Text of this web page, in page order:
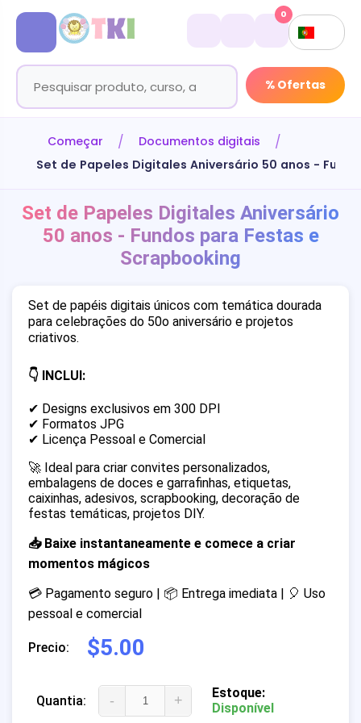
% Ofertas
0
Começar
Documentos digitais
Set de Papeles Digitales Aniversário 50 anos -
Set de Papeles Digitales Aniversário
50 anos - Fundos para Festas e
Scrapbooking
Set de papéis digitais únicos com temática dourada
para celebrações do 50o aniversário e projetos
criativos.
👇 INCLUI:
✔ Designs exclusivos em 300 DPI
✔ Formatos JPG
✔ Licença Pessoal e Comercial
🚀 Ideal para criar convites personalizados,
embalagens de doces e garrafinhas, etiquetas,
caixinhas, adesivos, scrapbooking, decoração de
festas temáticas, projetos DIY.
📥 Baixe instantaneamente e comece a criar
momentos mágicos
💳 Pagamento seguro | 📦 Entrega imediata | 🎈 Uso
pessoal e comercial
Precio: $5.00
Quantia: - +
Estoque:
Disponível